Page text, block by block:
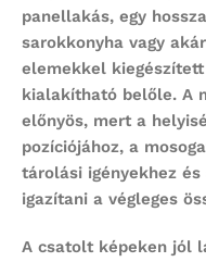
panellakás, egy
sarokkonyha vagy
elemekkel
kialakítható belőle. A
előnyös, mert a
pozíciójához, a
tárolási igényekhez
igazítani a végleges
A csatolt képeken jól